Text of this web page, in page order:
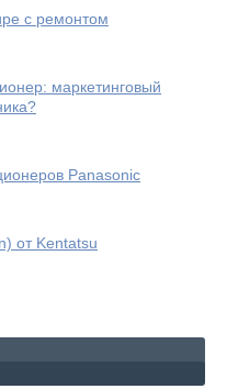
с ремонтом
маркетинговый
Panasonic
от Kentatsu